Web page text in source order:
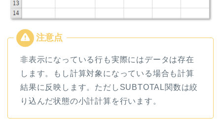
非表示になっている行も実際にはデータは存在
します。もし計算対象になっている場合も計算
結果に反映します。ただしSUBTOTAL関数は絞
り込んだ状態の小計計算を行います。